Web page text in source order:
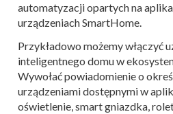
automatyzacji opartych na
urządzeniach SmartHome.
Przykładowo możemy włączyć
inteligentnego domu w
Wywołać powiadomienie o
urządzeniami dostępnymi w
oświetlenie, smart gniazdka,